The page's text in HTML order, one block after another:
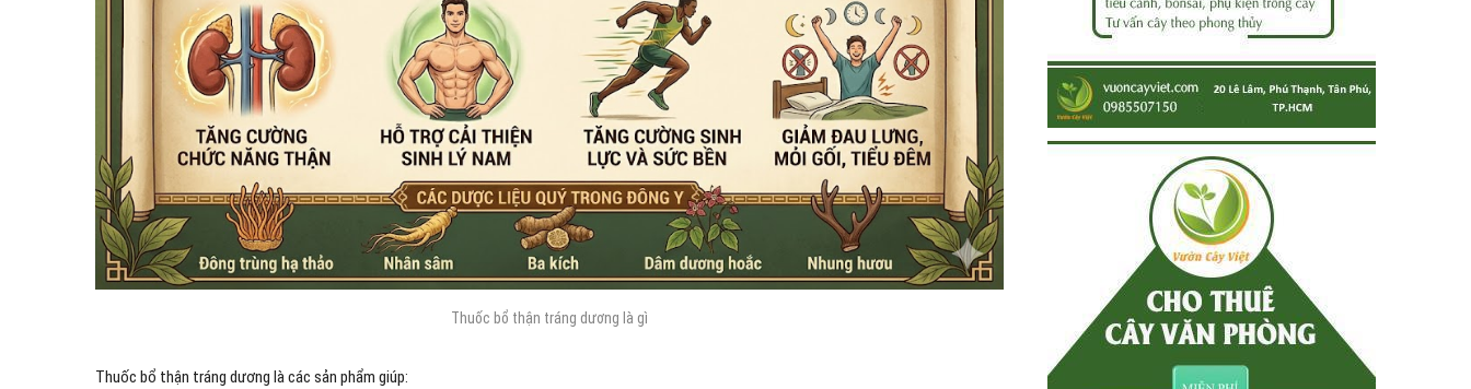
Thuốc bổ thận tráng dương là gì
Thuốc bổ thận tráng dương là các sản phẩm giúp: